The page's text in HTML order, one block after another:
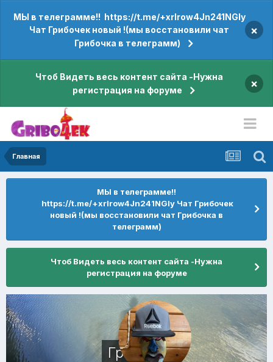
МЫ в телеграмме!! https://t.me/+xrIrow4Jn241NGIy
Чат Грибочек новый !(мы восстановили чат
Грибочка в телеграмм)
×
Чтоб Видеть весь контент сайта -Нужна
регистрация на форуме
×
Главная
МЫ в телеграмме!!
https://t.me/+xrIrow4Jn241NGIy Чат Грибочек
новый !(мы восстановили чат Грибочка в
телеграмм)
Чтоб Видеть весь контент сайта -Нужна
регистрация на форуме
Грибник